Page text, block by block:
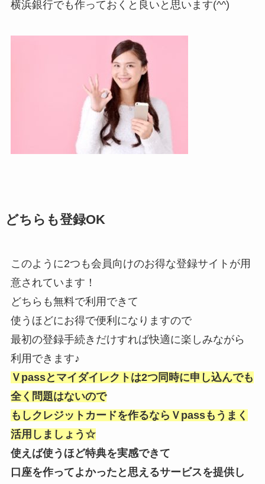
横浜銀行でも作っておくと良いと思います(^^)
どちらも登録OK
このように2つも会員向けのお得な登録サイトが用
意されています！
どちらも無料で利用できて
使うほどにお得で便利になりますので
最初の登録手続きだけすれば快適に楽しみながら
利用できます♪
Ｖpassとマイダイレクトは2つ同時に申し込んでも
全く問題はないので
もしクレジットカードを作るならＶpassもうまく
活用しましょう☆
使えば使うほど特典を実感できて
口座を作ってよかったと思えるサービスを提供し